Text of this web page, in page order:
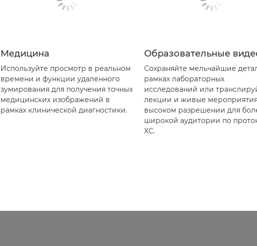
Медицина
Используйте просмотр в реальном
времени и функции удаленного
зумирования для получения точных
медицинских изображений в
рамках клинической диагностики.
Образовательные
Сохраняйте мельчайшие
рамках лабораторных
исследований или
лекции и живые
высоком разрешении для
широкой аудитории по
XC.